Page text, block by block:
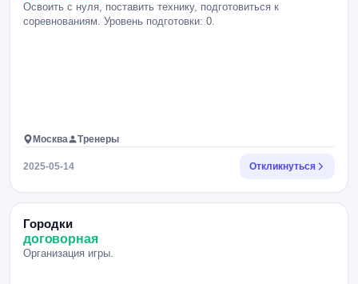
Освоить с нуля, поставить технику, подготовиться к
соревнованиям. Уровень подготовки: 0.
Москва Тренеры
2025-05-14 Откликнуться
Городки
договорная
Организация игры.